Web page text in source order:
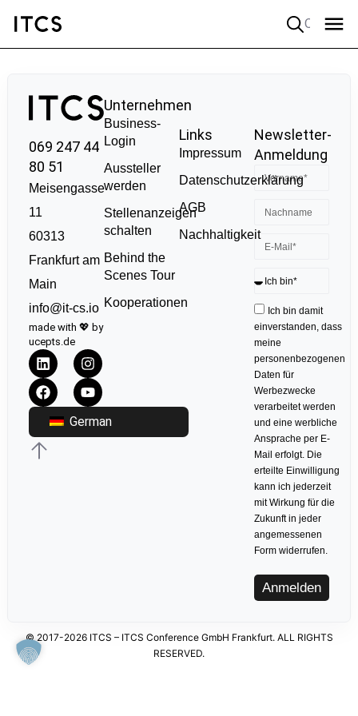
069 247 44
80 51
Meisengasse
11
60313
Frankfurt am
Main
info@it-cs.io
made with 💖 by
ucepts.de
German
Unternehmen
Business-
Login
Aussteller
werden
Stellenanzeigen
schalten
Behind the
Scenes Tour
Kooperationen
Links
Impressum
Datenschutzerklärung
AGB
Nachhaltigkeit
Newsletter-
Anmeldung
Ich bin damit
einverstanden, dass
meine
personenbezogenen
Daten für
Werbezwecke
verarbeitet werden
und eine werbliche
Ansprache per E-
Mail erfolgt. Die
erteilte Einwilligung
kann ich jederzeit
mit Wirkung für die
Zukunft in jeder
angemessenen
Form widerrufen.
Anmelden
© 2017-2026 ITCS – ITCS Conference GmbH Frankfurt. ALL RIGHTS
RESERVED.